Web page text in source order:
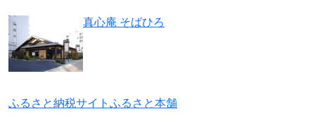
真心庵 そばひろ
ふるさと納税サイトふるさと本舗